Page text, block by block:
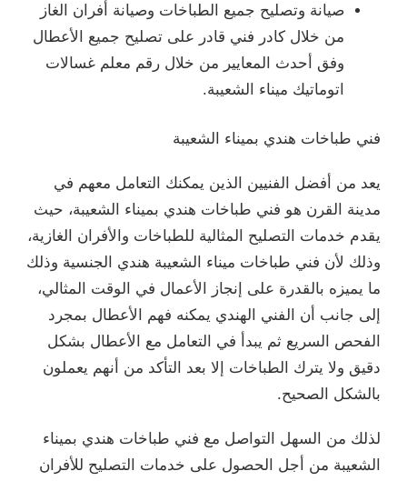
صيانة وتصليح جميع الطباخات وصيانة أفران الغاز
من خلال كادر فني قادر على تصليح جميع الأعطال
وفق أحدث المعايير من خلال رقم معلم غسالات
اتوماتيك ميناء الشعيبة.
فني طباخات هندي بميناء الشعيبة
يعد من أفضل الفنيين الذين يمكنك التعامل معهم في
مدينة القرن هو فني طباخات هندي بميناء الشعيبة، حيث
يقدم خدمات التصليح المثالية للطباخات والأفران الغازية،
وذلك لأن فني طباخات ميناء الشعيبة هندي الجنسية وذلك
ما يميزه بالقدرة على إنجاز الأعمال في الوقت المثالي،
إلى جانب أن الفني الهندي يمكنه فهم الأعطال بمجرد
الفحص السريع ثم يبدأ في التعامل مع الأعطال بشكل
دقيق ولا يترك الطباخات إلا بعد التأكد من أنهم يعملون
بالشكل الصحيح.
لذلك من السهل التواصل مع فني طباخات هندي بميناء
الشعيبة من أجل الحصول على خدمات التصليح للأفران